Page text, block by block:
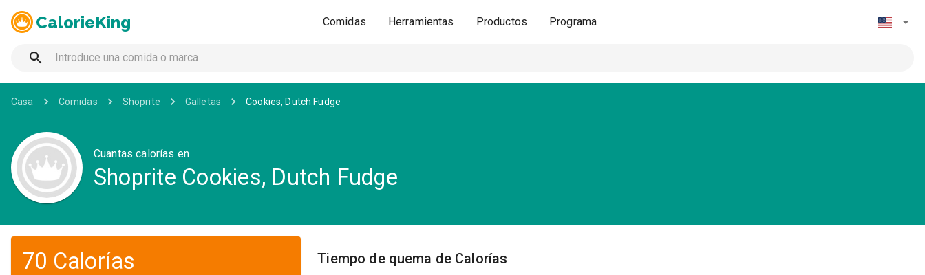
CalorieKing Comidas Herramientas Productos Programa
Casa Comidas Shoprite Galletas Cookies, Dutch Fudge
Cuantas calorías en
Shoprite Cookies, Dutch Fudge
70 Calorías Tiempo de quema de Calorías